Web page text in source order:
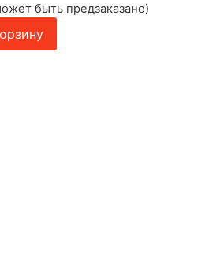
быть предзаказано)